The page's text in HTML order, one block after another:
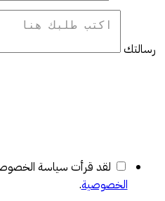
رسالتك
لقد قرأت سياسة
الخصوصية.